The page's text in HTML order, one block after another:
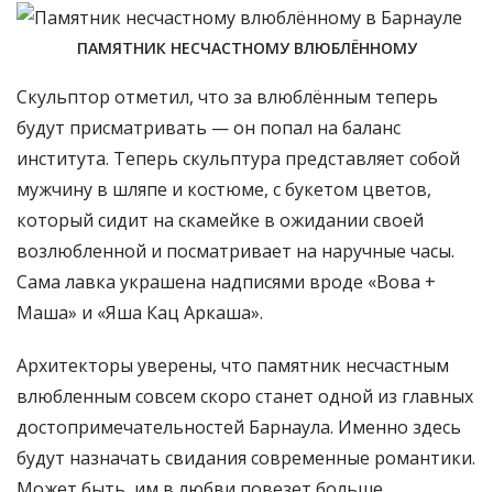
ПАМЯТНИК НЕСЧАСТНОМУ ВЛЮБЛЁННОМУ
Скульптор отметил, что за влюблённым теперь
будут присматривать — он попал на баланс
института. Теперь скульптура представляет собой
мужчину в шляпе и костюме, с букетом цветов,
который сидит на скамейке в ожидании своей
возлюбленной и посматривает на наручные часы.
Сама лавка украшена надписями вроде «Вова +
Маша» и «Яша Кац Аркаша».
Архитекторы уверены, что памятник несчастным
влюбленным совсем скоро станет одной из главных
достопримечательностей Барнаула. Именно здесь
будут назначать свидания современные романтики.